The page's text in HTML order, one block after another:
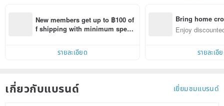
New members get up to ฿100 of
f shipping with minimum spen
รายละเอียด
Bring home
n with ease
Enjoy
รายละเอี
เกี่ยวกับแบรนด์ เยี่ยมชมแบรนด์